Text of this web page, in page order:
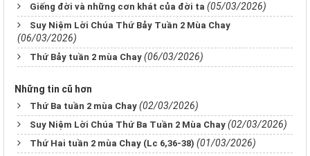
Giếng đời và những cơn khát của đời ta (05/03/2026)
Suy Niệm Lời Chúa Thứ Bảy Tuần 2 Mùa Chay
(06/03/2026)
Thứ Bảy tuần 2 mùa Chay (06/03/2026)
Những tin cũ hơn
Thứ Ba tuần 2 mùa Chay (02/03/2026)
Suy Niệm Lời Chúa Thứ Ba Tuần 2 Mùa Chay (02/03/2026)
Thứ Hai tuần 2 mùa Chay (Lc 6,36-38) (01/03/2026)